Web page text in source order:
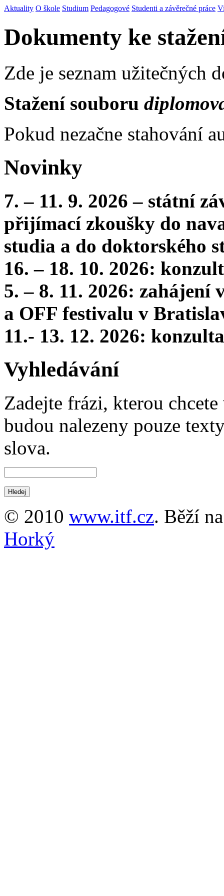
Aktuality O škole Studium Pedagogové Studenti a závěrečné práce
Dokumenty ke
Zde je seznam užitečných
Stažení souboru
Pokud nezačne stahování
Novinky
7. – 11. 9. 2026 – státní
přijímací zkoušky do
studia a do doktorského
16. – 18. 10. 2026:
5. – 8. 11. 2026:
a OFF festivalu v
11.- 13. 12. 2026:
Vyhledávání
Zadejte frázi, kterou
budou nalezeny pouze
slova.
© 2010 www.itf.cz. Běží
Horký